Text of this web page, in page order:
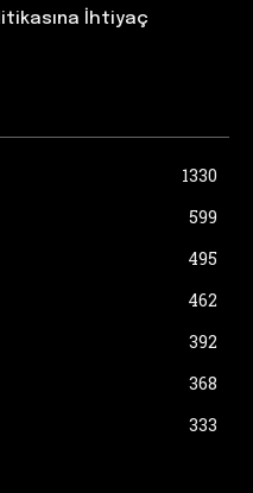
İhtiyaç
1330
599
495
462
392
368
333